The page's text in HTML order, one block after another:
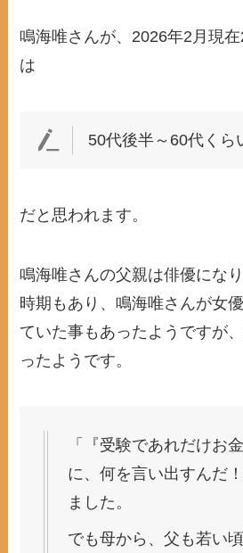
鳴海唯さんが、2026年2月現
は
50代後半～60代くら
だと思われます。
鳴海唯さんの父親は俳優にな
時期もあり、鳴海唯さんが女
ていた事もあったようですが
ったようです。
「『受験であれだけお
に、何を言い出すんだ
ました。
でも母から、父も若い